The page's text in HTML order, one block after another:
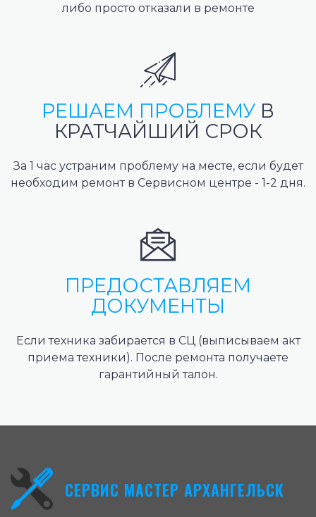
либо просто отказали в ремонте
РЕШАЕМ ПРОБЛЕМУ В
КРАТЧАЙШИЙ СРОК
За 1 час устраним проблему на месте, если будет
необходим ремонт в Сервисном центре - 1-2 дня.
ПРЕДОСТАВЛЯЕМ
ДОКУМЕНТЫ
Если техника забирается в СЦ (выписываем акт
приема техники). После ремонта получаете
гарантийный талон.
СЕРВИС МАСТЕР АРХАНГЕЛЬСК